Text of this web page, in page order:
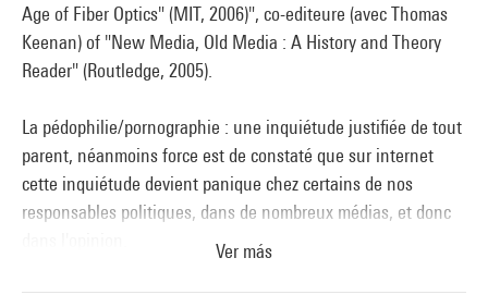
Age of Fiber Optics" (MIT, 2006)", co-editeure (avec Thomas
Keenan) of "New Media, Old Media : A History and Theory
Reader" (Routledge, 2005).
La pédophilie/pornographie : une inquiétude justifiée de tout
parent, néanmoins force est de constaté que sur internet
cette inquiétude devient panique chez certains de nos
responsables politiques, dans de nombreux médias, et donc
techniquement inefficaces et de campagnes de prévention
Ver más